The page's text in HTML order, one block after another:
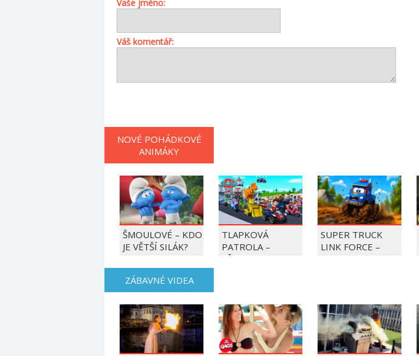
Vaše jméno:
Váš komentář:
NOVÉ POHÁDKOVÉ
ANIMÁKY
ŠMOULOVÉ – KDO
JE VĚTŠÍ SILÁK?
TLAPKOVÁ
PATROLA –
VŠECHNY TLAPKY
SUPER TRUCK
LINK FORCE –
ZÁBAVNÉ VIDEA